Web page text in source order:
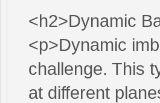
<h2>Dynamic
<p>Dynamic
challenge. This
at different